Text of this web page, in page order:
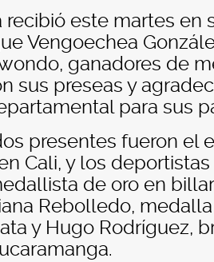
recibió este martes en
Vengoechea
ganadores de
sus preseas y
para sus
presentes fueron el
Cali, y los
de oro en
Rebolledo,
y Hugo Rodríguez,